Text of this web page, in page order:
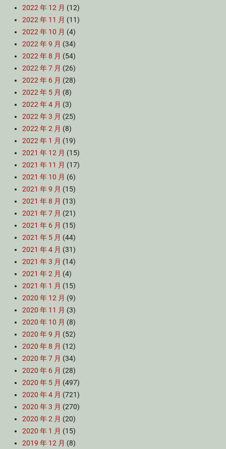
2022 年 12 月 (12)
2022 年 11 月 (11)
2022 年 10 月 (4)
2022 年 9 月 (34)
2022 年 8 月 (54)
2022 年 7 月 (26)
2022 年 6 月 (28)
2022 年 5 月 (8)
2022 年 4 月 (3)
2022 年 3 月 (25)
2022 年 2 月 (8)
2022 年 1 月 (19)
2021 年 12 月 (15)
2021 年 11 月 (17)
2021 年 10 月 (6)
2021 年 9 月 (15)
2021 年 8 月 (13)
2021 年 7 月 (21)
2021 年 6 月 (15)
2021 年 5 月 (44)
2021 年 4 月 (31)
2021 年 3 月 (14)
2021 年 2 月 (4)
2021 年 1 月 (15)
2020 年 12 月 (9)
2020 年 11 月 (3)
2020 年 10 月 (8)
2020 年 9 月 (52)
2020 年 8 月 (12)
2020 年 7 月 (34)
2020 年 6 月 (28)
2020 年 5 月 (497)
2020 年 4 月 (721)
2020 年 3 月 (270)
2020 年 2 月 (20)
2020 年 1 月 (15)
2019 年 12 月 (8)